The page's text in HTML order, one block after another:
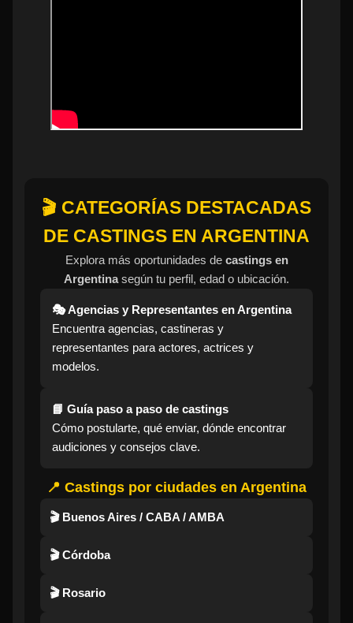
🎬 CATEGORÍAS DESTACADAS
DE CASTINGS EN ARGENTINA
Explora más oportunidades de castings en
Argentinasegún tu perfil, edad o ubicación.
🎭 Agencias y Representantes en Argentina
Encuentra agencias, castineras y
representantes para actores, actrices y
modelos.
📘 Guía paso a paso de castings
Cómo postularte, qué enviar, dónde encontrar
audiciones y consejos clave.
📍 Castings por ciudades en Argentina
🎬 Buenos Aires / CABA / AMBA
🎬 Córdoba
🎬 Rosario